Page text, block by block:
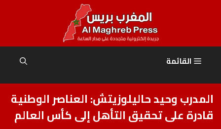
القائمة
المدرب وحيد حاليلوزيتش: العناصر الوطنية
قادرة على تحقيق التأهل إلى كأس العالم